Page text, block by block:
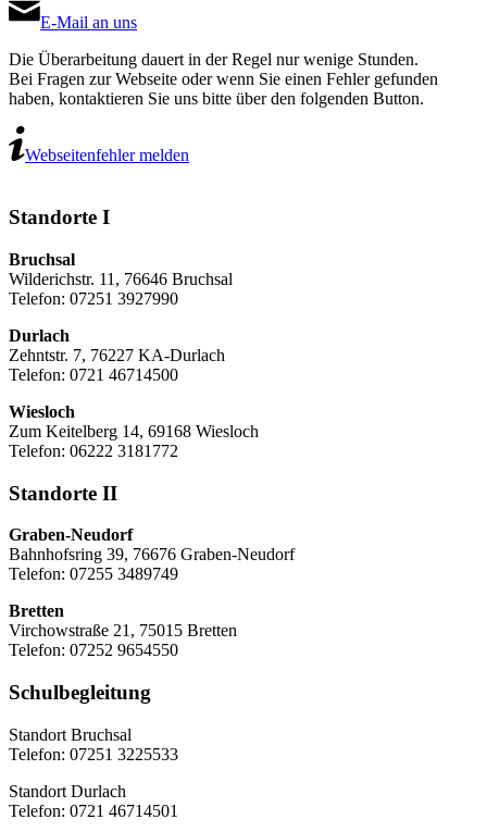
E-Mail an uns
Die Überarbeitung dauert in der Regel nur wenige Stunden.
Bei Fragen zur Webseite oder wenn Sie einen Fehler gefunden
haben, kontaktieren Sie uns bitte über den folgenden Button.
Webseitenfehler melden
Standorte I
Bruchsal
Wilderichstr. 11, 76646 Bruchsal
Telefon: 07251 3927990
Durlach
Zehntstr. 7, 76227 KA-Durlach
Telefon: 0721 46714500
Wiesloch
Zum Keitelberg 14, 69168 Wiesloch
Telefon: 06222 3181772
Standorte II
Graben-Neudorf
Bahnhofsring 39, 76676 Graben-Neudorf
Telefon: 07255 3489749
Bretten
Virchowstraße 21, 75015 Bretten
Telefon: 07252 9654550
Schulbegleitung
Standort Bruchsal
Telefon: 07251 3225533
Standort Durlach
Telefon: 0721 46714501